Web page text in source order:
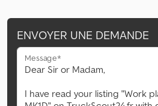
ENVOYER UNE DEMANDE
Message*